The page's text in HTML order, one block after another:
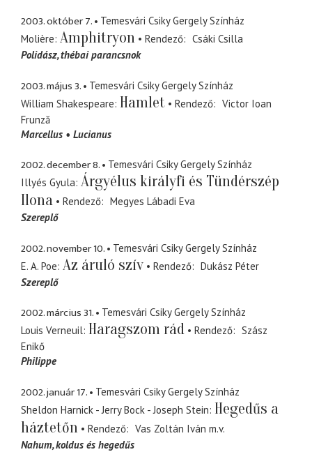
2003. október 7.
Temesvári Csiky Gergely Színház
Molière Amphitryon Rendező
Csáki Csilla
Polidász thébai parancsnok
2003. május 3.
Temesvári Csiky Gergely Színház
William Shakespeare Hamlet Rendező
Victor Ioan
Frunză
Marcellus
Lucianus
2002. december 8.
Temesvári Csiky Gergely Színház
Illyés Gyula Árgyélus királyfi és Tündérszép
Ilona
Rendező
Megyes Lábadi Eva
Szereplő
2002. november 10.
Temesvári Csiky Gergely Színház
E. A. Poe Az áruló szív Rendező
Dukász Péter
Szereplő
2002. március 31.
Temesvári Csiky Gergely Színház
Louis Verneuil Haragszom rád Rendező
Szász
Enikő
Philippe
2002. január 17.
Temesvári Csiky Gergely Színház
Sheldon Harnick - Jerry Bock - Joseph Stein Hegedűs a
háztetőn
Rendező Vas Zoltán Iván m.v.
Nahum koldus és hegedűs